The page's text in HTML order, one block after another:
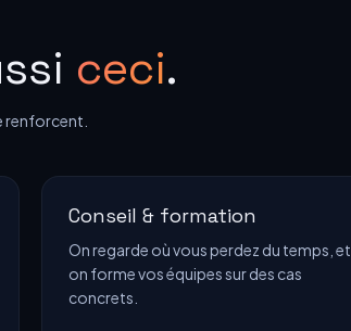
ceci.
renforcent.
Conseil & formation
On regarde où vous perdez du temps, et
on forme vos équipes sur des cas
concrets.